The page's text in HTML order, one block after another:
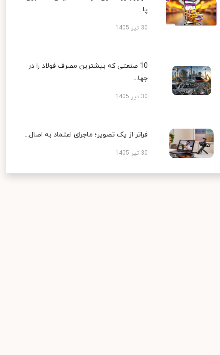
پا...
30 تیر 1405
10 صنعتی که بیشترین مصرف فولاد را در
جها...
30 تیر 1405
فراتر از یک تصویر؛ ماجرای اعتماد به اصال...
30 تیر 1405